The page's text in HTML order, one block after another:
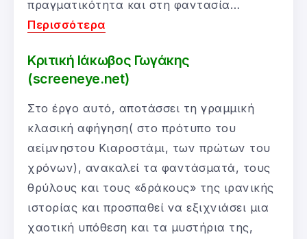
πραγματικότητα και στη φαντασία…
Περισσότερα
Κριτική Ιάκωβος Γωγάκης
(screeneye.net)
Στο έργο αυτό, αποτάσσει τη γραμμική
κλασική αφήγηση( στο πρότυπο του
αείμνηστου Κιαροστάμι, των πρώτων του
χρόνων), ανακαλεί τα φαντάσματά, τους
θρύλους και τους «δράκους» της ιρανικής
ιστορίας και προσπαθεί να εξιχνιάσει μια
χαοτική υπόθεση και τα μυστήρια της,